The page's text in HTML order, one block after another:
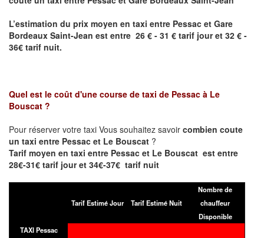
L’estimation du prix moyen en taxi entre Pessac et Gare
Bordeaux Saint-Jean est entre 26 € - 31 € tarif jour et 32 € -
36€ tarif nuit.
Quel est le coût d'une course de taxi de Pessac à Le
Bouscat ?
Pour réserver votre taxi Vous souhaitez savoir combien coute
un taxi entre Pessac et Le Bouscat ?
Tarif moyen en taxi entre Pessac et Le Bouscat est entre
28€-31€ tarif jour et 34€-37€ tarif nuit
Tarif Estimé Jour Tarif Estimé Nuit
Nombre de
chauffeur
Disponible
TAXI Pessac